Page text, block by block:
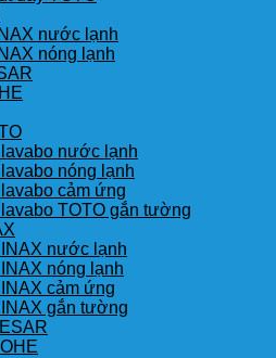
nước lạnh
nóng lạnh
nước lạnh
nóng lạnh
cảm ứng
TOTO gắn tường
nước lạnh
nóng lạnh
cảm ứng
gắn tường